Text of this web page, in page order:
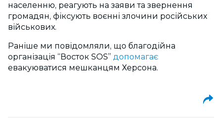
населенню, реагують на заяви та звернення
громадян, фіксують воєнні злочини російських
військових.
Раніше ми повідомляли, що благодійна
організація “Восток SOS” допомагає
евакуюватися мешканцям Херсона.